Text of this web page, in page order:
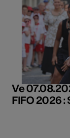
Ve
FIFO 2026 :